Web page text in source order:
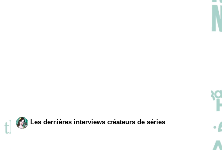
Les dernières interviews créateurs de séries